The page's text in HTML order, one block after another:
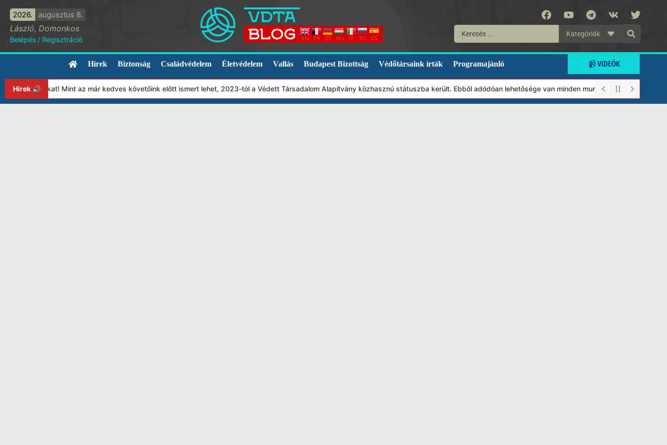
2026. augusztus 8.
László, Domonkos
Belépés / Regisztráció EN FR DE HU IT RU ES
Kategóriák
Hírek Biztonság Családvédelem Életvédelem Vallás Budapest Bizottság Védőtársaink írták Programajánló 📹 VIDEÓK
Hírek 🔊 Mint az már kedves követőink előtt ismert lehet, 2023-tól a Védett Társadalom Alapítvány közhasznú státuszba került. Ebből adódóan lehetősége van minden munkánkat segíteni